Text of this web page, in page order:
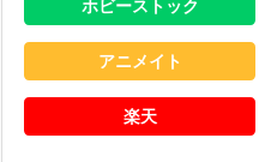
ホビーストック
アニメイト
楽天